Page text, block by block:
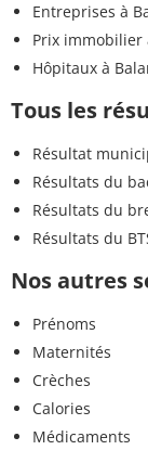
Entreprises à
Prix immobilier
Hôpitaux à
Tous les
Résultat
Résultats du
Résultats du
Résultats du
Nos autres
Prénoms
Maternités
Crèches
Calories
Médicaments